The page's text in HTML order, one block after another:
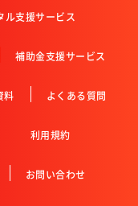
ル支援サービス
補助金支援サービス
料 よくある質問
利用規約
お問い合わせ